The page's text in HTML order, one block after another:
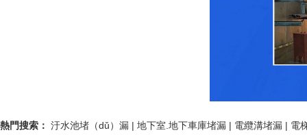
熱門搜索： 汙水池堵（dǔ）漏 | 地下室.地下車庫堵漏 | 電纜溝堵漏 | 電